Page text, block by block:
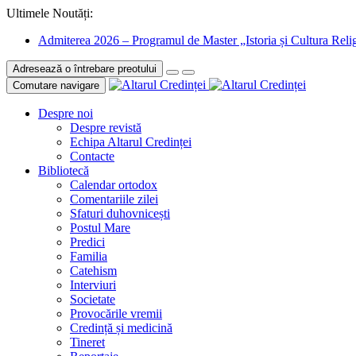
Ultimele Noutăți:
Admiterea 2026 – Programul de Master „Istoria și Cultura
Adresează o întrebare preotului
Comutare navigare
Despre noi
Despre revistă
Echipa Altarul Credinței
Contacte
Bibliotecă
Calendar ortodox
Comentariile zilei
Sfaturi duhovnicești
Postul Mare
Predici
Familia
Catehism
Interviuri
Societate
Provocările vremii
Credință și medicină
Tineret